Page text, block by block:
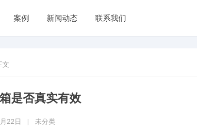
案例 新闻动态 联系我们
文
是否真实有效
22日 未分类